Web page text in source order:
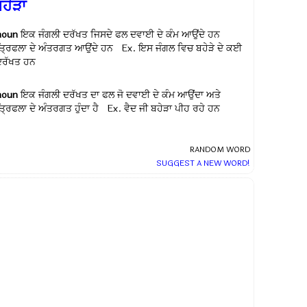
ਇਕ ਜੰਗਲੀ ਦਰੱਖਤ ਜਿਸਦੇ ਫਲ ਦਵਾਈ ਦੇ ਕੰਮ ਆਉਂਦੇ ਹਨ
ਦੇ ਅੰਤਰਗਤ ਆਉਂਦੇ ਹਨ Ex.ਇਸ ਜੰਗਲ ਵਿਚ ਬਹੇੜੇ ਦੇ ਕਈ
ਹਨ
ਇਕ ਜੰਗਲੀ ਦਰੱਖਤ ਦਾ ਫਲ ਜੋ ਦਵਾਈ ਦੇ ਕੰਮ ਆਉਂਦਾ ਅਤੇ
ਦੇ ਅੰਤਰਗਤ ਹੁੰਦਾ ਹੈ Ex. ਵੈਦ ਜੀ ਬਹੇੜਾ ਪੀਹ ਰਹੇ ਹਨ
RANDOM WORD
SUGGEST A NEW WORD!